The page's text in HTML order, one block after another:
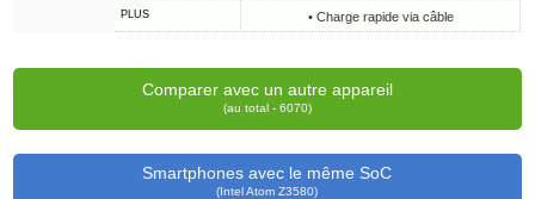
PLUS • Charge rapide via câble
Comparer avec un autre appareil
(au total - 6070)
Smartphones avec le même SoC
(Intel Atom Z3580)